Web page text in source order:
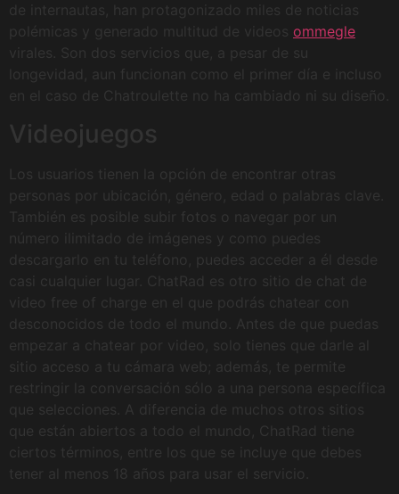
de internautas, han protagonizado miles de noticias
polémicas y generado multitud de videos ommegle
virales. Son dos servicios que, a pesar de su
longevidad, aun funcionan como el primer día e incluso
en el caso de Chatroulette no ha cambiado ni su diseño.
Videojuegos
Los usuarios tienen la opción de encontrar otras
personas por ubicación, género, edad o palabras clave.
También es posible subir fotos o navegar por un
número ilimitado de imágenes y como puedes
descargarlo en tu teléfono, puedes acceder a él desde
casi cualquier lugar. ChatRad es otro sitio de chat de
video free of charge en el que podrás chatear con
desconocidos de todo el mundo. Antes de que puedas
empezar a chatear por video, solo tienes que darle al
sitio acceso a tu cámara web; además, te permite
restringir la conversación sólo a una persona específica
que selecciones. A diferencia de muchos otros sitios
que están abiertos a todo el mundo, ChatRad tiene
ciertos términos, entre los que se incluye que debes
tener al menos 18 años para usar el servicio.